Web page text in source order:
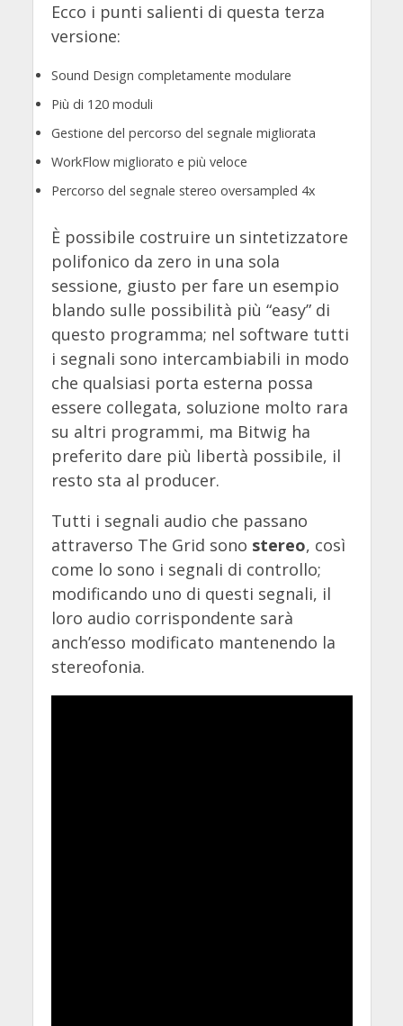
Ecco i punti salienti di questa terza
versione:
Sound Design completamente modulare
Più di 120 moduli
Gestione del percorso del segnale migliorata
WorkFlow migliorato e più veloce
Percorso del segnale stereo oversampled 4x
È possibile costruire un sintetizzatore
polifonico da zero in una sola
sessione, giusto per fare un esempio
blando sulle possibilità più “easy” di
questo programma; nel software tutti
i segnali sono intercambiabili in modo
che qualsiasi porta esterna possa
essere collegata, soluzione molto rara
su altri programmi, ma Bitwig ha
preferito dare più libertà possibile, il
resto sta al producer.
Tutti i segnali audio che passano
attraverso The Grid sono stereo, così
come lo sono i segnali di controllo;
modificando uno di questi segnali, il
loro audio corrispondente sarà
anch’esso modificato mantenendo la
stereofonia.